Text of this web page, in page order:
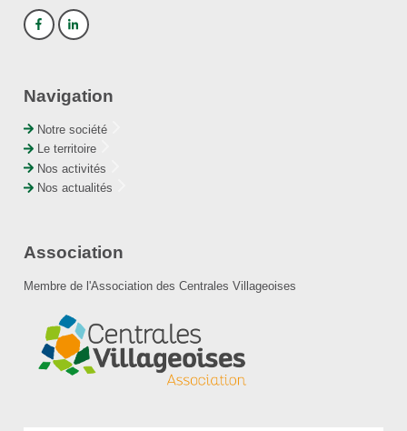
Navigation
Notre société
Le territoire
Nos activités
Nos actualités
Association
Membre de l'Association des Centrales Villageoises